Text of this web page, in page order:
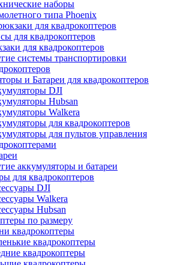
наборы
типа Phoenix
для квадрокоптеров
для квадрокоптеров
для квадрокоптеров
системы транспортировки
и Батареи для квадрокоптеров
DJI
Hubsan
Walkera
для квадрокоптеров
для пультов управления
аккумуляторы и батареи
для квадрокоптеров
DJI
Walkera
Hubsan
по размеру
квадрокоптеры
квадрокоптеры
квадрокоптеры